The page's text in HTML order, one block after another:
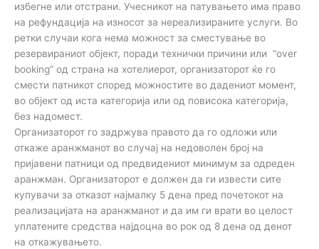
избегне или отстрани. Учесникот на патувањето има право
на рефундација на износот за нереализираните услуги. Во
ретки случаи кога нема можност за сместување во
резервираниот објект, поради технички причини или “over
booking” од страна на хотелиерот, организаторот ќе го
смести патникот според можностите во дадениот момент,
во објект од иста категорија или од повисока категорија,
без надомест.
Организаторот го задржува правото да го одложи или
откаже аранжманот во случај на недоволен број на
пријавени патници од предвидениот минимум за одреден
аранжман. Организаторот е должен да ги извести сите
купувачи за отказот најмалку 5 дена пред почетокот на
реализацијата на аранжманот и да им ги врати во целост
уплатените средства најдоцна во рок од 8 дена од денот
на откажувањето.